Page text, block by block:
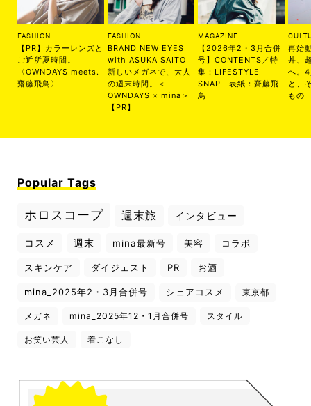
FASHION
【PR】カラーレンズと
ご近所夏時間。
〈OWNDAYS meets.
齋藤飛鳥〉
FASHION
BRAND NEW EYES
with ASUKA SAITO
新しいメガネで、大人
の週末時間。＜
OWNDAYS × mina＞
【PR】
MAGAZINE
【2026年2・3月合併
号】CONTENTS／特
集：LIFESTYLE
SNAP 表紙：齋藤飛
鳥
再始
丼、
へ。
と、
もの
Popular Tags
ホロスコープ 週末旅 インタビュー
コスメ 週末 mina最新号 美容 コラボ
スキンケア ダイジェスト PR お酒
mina_2025年2・3月合併号 シェアコスメ 東京都
メガネ mina_2025年12・1月合併号 スタイル
お笑い芸人 着こなし